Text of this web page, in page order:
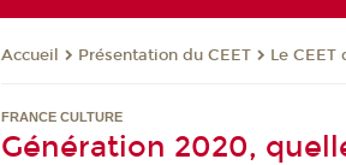
Accueil Présentation du CEET Le CEET
FRANCE CULTURE
Génération 2020,